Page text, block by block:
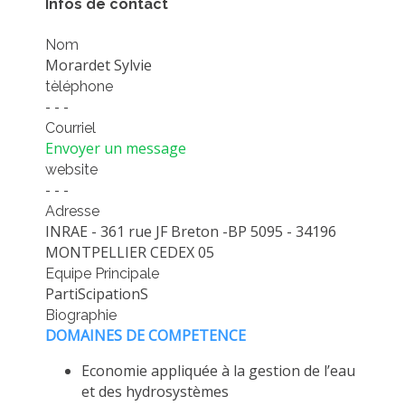
IMPLANTATIONS GÉOGRAPHIQUES
PROJETS EN COURS
PROJETS TERMINÉS
NOS RÉSEAUX SCIENTIFIQUES ET TECHNIQUES
SÉMINAIRES RÉGULIERS
FORMATION
INGÉNIEUR
FORMATION CONTINUE
FORMATION DOCTORALE
THÈSES EN COURS
MOOC
PRODUCTION
Infos de contact
Nom
Morardet Sylvie
tèléphone
- - -
Courriel
Envoyer un message
website
- - -
Adresse
INRAE - 361 rue JF Breton -BP 5095 - 34196
MONTPELLIER CEDEX 05
Equipe Principale
PartiScipationS
Biographie
DOMAINES DE COMPETENCE
Economie appliquée à la gestion de l’eau
et des hydrosystèmes